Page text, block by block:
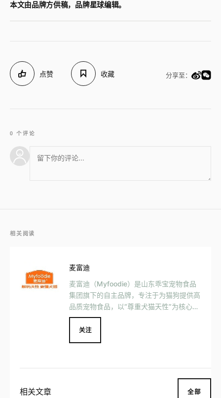
本文由品牌方供稿，品牌星球编辑。
点赞 收藏 分享至：
0 个评论
相关阅读
麦富迪
麦富迪（Myfoodie）是山东乖宝宠物食品
集团旗下的自主品牌，专注于为猫狗提供高
品质宠物食品，以“尊重犬猫天性”为核心，
定位中高端市场，目标客户为年轻养宠人群
及追求科学喂养的宠物主，口号为“有猫有
狗就有麦富迪”。
关注
相关文章 全部